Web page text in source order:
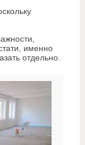
именно
отдельно.